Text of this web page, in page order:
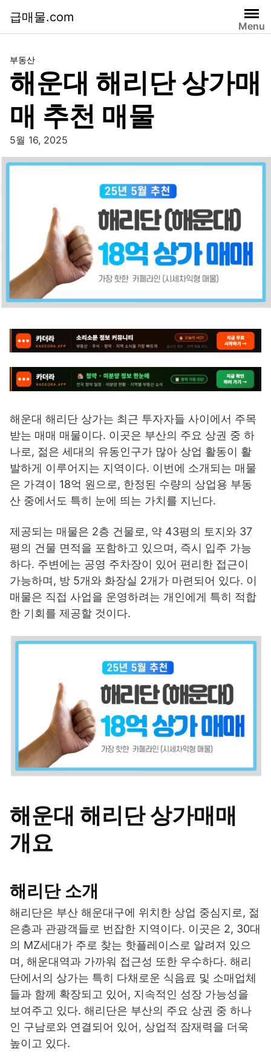
급매물.com
Menu
부동산
해운대 해리단 상가매
매 추천 매물
5월 16, 2025
해운대 해리단 상가는 최근 투자자들 사이에서 주목
받는 매매 매물이다. 이곳은 부산의 주요 상권 중 하
나로, 젊은 세대의 유동인구가 많아 상업 활동이 활
발하게 이루어지는 지역이다. 이번에 소개되는 매물
은 가격이 18억 원으로, 한정된 수량의 상업용 부동
산 중에서도 특히 눈에 띄는 가치를 지닌다.
제공되는 매물은 2층 건물로, 약 43평의 토지와 37
평의 건물 면적을 포함하고 있으며, 즉시 입주 가능
하다. 주변에는 공영 주차장이 있어 편리한 접근이
가능하며, 방 5개와 화장실 2개가 마련되어 있다. 이
매물은 직접 사업을 운영하려는 개인에게 특히 적합
한 기회를 제공할 것이다.
해운대 해리단 상가매매
개요
해리단 소개
해리단은 부산 해운대구에 위치한 상업 중심지로, 젊
은층과 관광객들로 번잡한 지역이다. 이곳은 2, 30대
의 MZ세대가 주로 찾는 핫플레이스로 알려져 있으
며, 해운대역과 가까워 접근성 또한 우수하다. 해리
단에서의 상가는 특히 다채로운 식음료 및 소매업체
들과 함께 확장되고 있어, 지속적인 성장 가능성을
보여주고 있다. 해리단은 부산의 주요 상권 중 하나
인 구남로와 연결되어 있어, 상업적 잠재력을 더욱
높이고 있다.